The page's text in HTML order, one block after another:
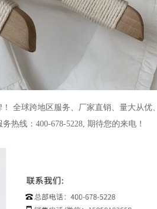
全球跨地区服务、厂家直销、量大从优、
热线： 400-678-5228, 期待您的来电！